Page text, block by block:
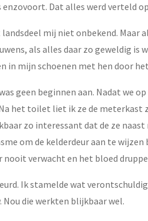
Dat alles werd verteld
mij niet onbekend. Maar
als alles daar zo geweldig is
in mijn schoenen met hen door
geen beginnen aan. Nadat we
het toilet liet ik ze de meterkast
zo interessant dat de ze naast
om de kelderdeur aan te
verwacht en het bloed
Ik stamelde wat
Nou die werkten blijkbaar wel.